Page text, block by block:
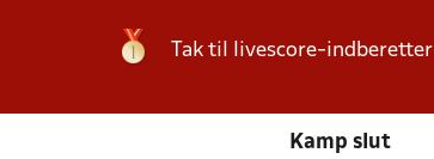
Tak til livescore-indberetter
Kamp slut